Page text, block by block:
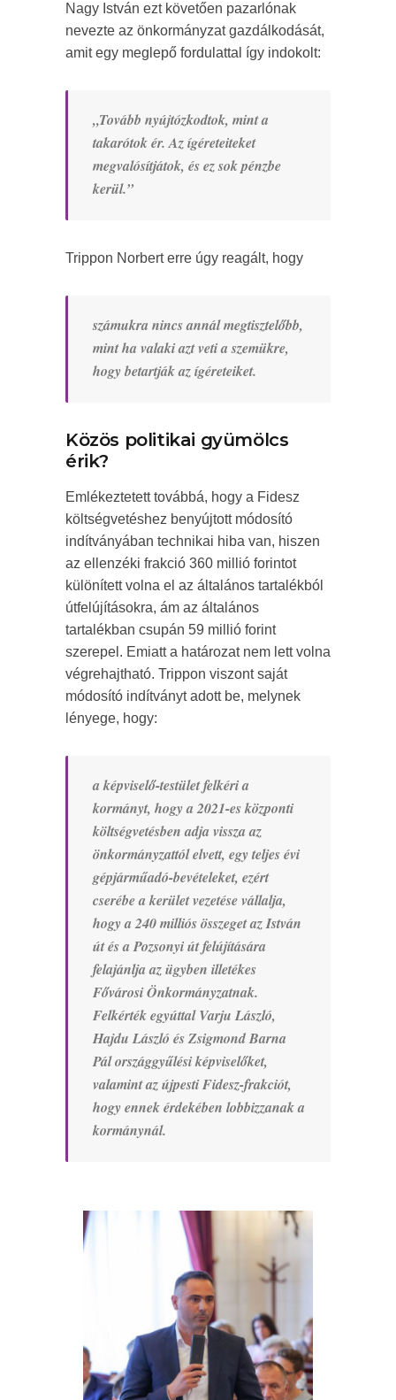
Nagy István ezt követően pazarlónak
nevezte az önkormányzat gazdálkodását,
amit egy meglepő fordulattal így indokolt:
„Tovább nyújtózkodtok, mint a
takarótok ér. Az ígéreteiteket
megvalósítjátok, és ez sok pénzbe
kerül.”
Trippon Norbert erre úgy reagált, hogy
számukra nincs annál megtisztelőbb,
mint ha valaki azt veti a szemükre,
hogy betartják az ígéreteiket.
Közös politikai gyümölcs
érik?
Emlékeztetett továbbá, hogy a Fidesz
költségvetéshez benyújtott módosító
indítványában technikai hiba van, hiszen
az ellenzéki frakció 360 millió forintot
különített volna el az általános tartalékból
útfelújításokra, ám az általános
tartalékban csupán 59 millió forint
szerepel. Emiatt a határozat nem lett volna
végrehajtható. Trippon viszont saját
módosító indítványt adott be, melynek
lényege, hogy:
a képviselő-testület felkéri a
kormányt, hogy a 2021-es központi
költségvetésben adja vissza az
önkormányzattól elvett, egy teljes évi
gépjárműadó-bevételeket, ezért
cserébe a kerület vezetése vállalja,
hogy a 240 milliós összeget az István
út és a Pozsonyi út felújítására
felajánlja az ügyben illetékes
Fővárosi Önkormányzatnak.
Felkérték egyúttal Varju László,
Hajdu László és Zsigmond Barna
Pál országgyűlési képviselőket,
valamint az újpesti Fidesz-frakciót,
hogy ennek érdekében lobbizzanak a
kormánynál.